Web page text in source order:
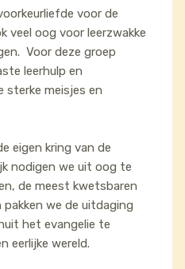
voor de
veel oog voor leerzwakke
Voor deze groep
leerhulp en
sterke meisjes en
eigen kring van de
nodigen we uit oog te
de meest kwetsbaren
we de uitdaging
het evangelie te
eerlijke wereld.